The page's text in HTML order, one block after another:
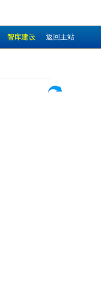
智库建设 返回主站